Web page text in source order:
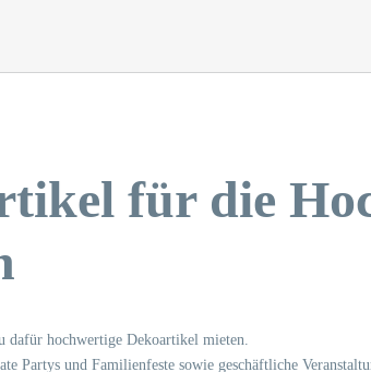
für die
dafür hochwertige Dekoartikel mieten.
Partys und Familienfeste sowie geschäftliche